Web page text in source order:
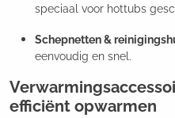
speciaal voor hottubs
Schepnetten &
eenvoudig en snel.
efficiënt opwarmen